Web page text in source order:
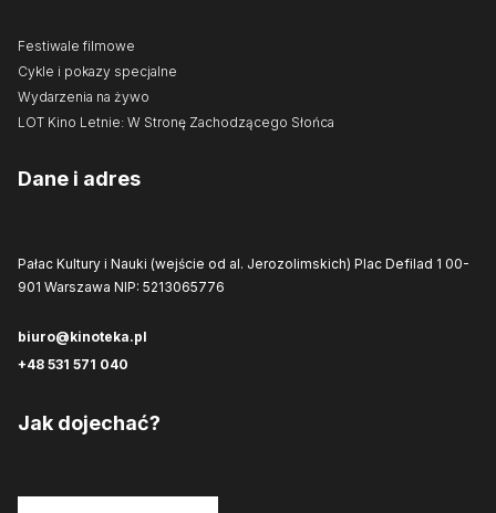
Festiwale filmowe
Cykle i pokazy specjalne
Wydarzenia na żywo
LOT Kino Letnie: W Stronę Zachodzącego Słońca
Dane i adres
Pałac Kultury i Nauki (wejście od al. Jerozolimskich) Plac Defilad 1 00-
901 Warszawa NIP: 5213065776
biuro@kinoteka.pl
+48 531 571 040
Jak dojechać?